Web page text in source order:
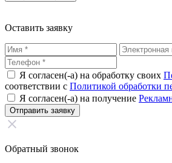
Оставить заявку
Я согласен(-а) на обработку своих
соответствии с Политикой обработки
Я согласен(-а) на получение
Обратный звонок